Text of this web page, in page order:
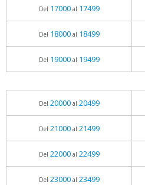
Del 17000al 17499
Del 18000al 18499
Del 19000al 19499
Del 20000al 20499
Del 21000al 21499
Del 22000al 22499
Del 23000al 23499